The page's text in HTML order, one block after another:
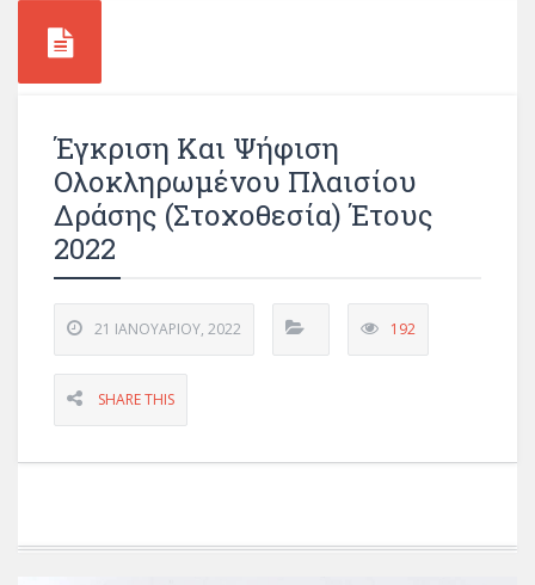
Έγκριση Και Ψήφιση
Ολοκληρωμένου Πλαισίου
Δράσης (Στοχοθεσία) Έτους
2022
21 ΙΑΝΟΥΑΡΊΟΥ, 2022 192
SHARE THIS